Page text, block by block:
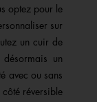
optez pour le
sur
un cuir de
un
avec ou sans
côté réversible